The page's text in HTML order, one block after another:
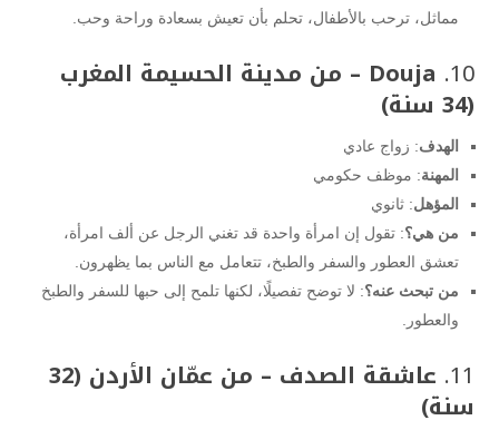
مماثل، ترحب بالأطفال، تحلم بأن تعيش بسعادة وراحة وحب.
10. Douja – من مدينة الحسيمة المغرب
(34 سنة)
الهدف: زواج عادي
المهنة: موظف حكومي
المؤهل: ثانوي
من هي؟: تقول إن امرأة واحدة قد تغني الرجل عن ألف امرأة،
تعشق العطور والسفر والطبخ، تتعامل مع الناس بما يظهرون.
من تبحث عنه؟: لا توضح تفصيلًا، لكنها تلمح إلى حبها للسفر والطبخ
والعطور.
11. عاشقة الصدف – من عمّان الأردن (32
سنة)